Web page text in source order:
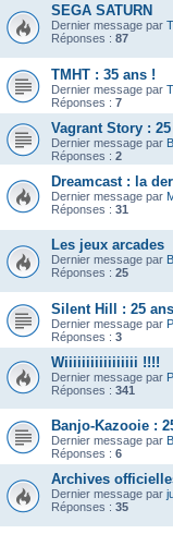
SEGA SATURN
Dernier message par
Réponses : 87
TMHT : 35 ans !
Dernier message par
Réponses : 7
Vagrant Story :
Dernier message par
Réponses : 2
Dreamcast : la
Dernier message par
Réponses : 31
Les jeux arcades
Dernier message par
Réponses : 25
Silent Hill : 25
Dernier message par
Réponses : 3
Wiiiiiiiiiiiiiiiii !!!!
Dernier message par
Réponses : 341
Banjo-Kazooie :
Dernier message par
Réponses : 6
Archives
Dernier message par
Réponses : 35